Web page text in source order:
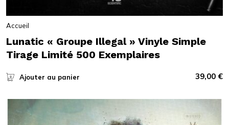
Accueil
Lunatic « Groupe Illegal » Vinyle Simple
Tirage Limité 500 Exemplaires
Ajouter au panier 39,00 €